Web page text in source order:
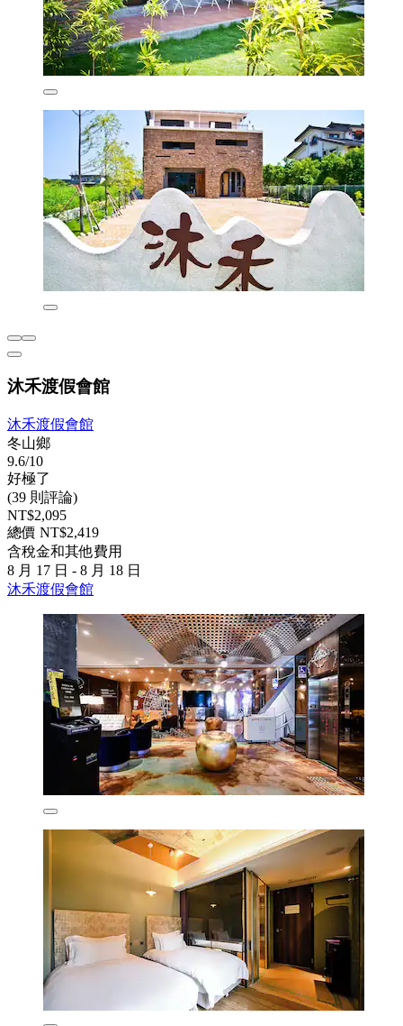
沐禾渡假會館
沐禾渡假會館
冬山鄉
9.6/10
好極了
(39 則評論)
NT$2,095
總價 NT$2,419
含稅金和其他費用
8 月 17 日 - 8 月 18 日
沐禾渡假會館